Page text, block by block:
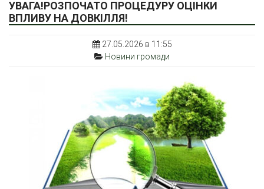
УВАГА!РОЗПОЧАТО ПРОЦЕДУРУ ОЦІНКИ
ВПЛИВУ НА ДОВКІЛЛЯ!
27.05.2026 в 11:55
Новини громади